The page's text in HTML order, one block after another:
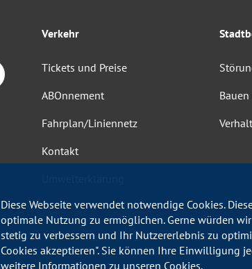
Verkehr
Tickets und Preise
ABOnnement
Fahrplan/Liniennetz
Kontakt
Diese Webseite verwendet notwendige Cookies.
optimale Nutzung zu ermöglichen. Gerne würden
stetig zu verbessern und Ihr Nutzererlebnis zu
Cookies akzeptieren". Sie können Ihre Einwilligung
weitere Informationen zu unseren Cookies.